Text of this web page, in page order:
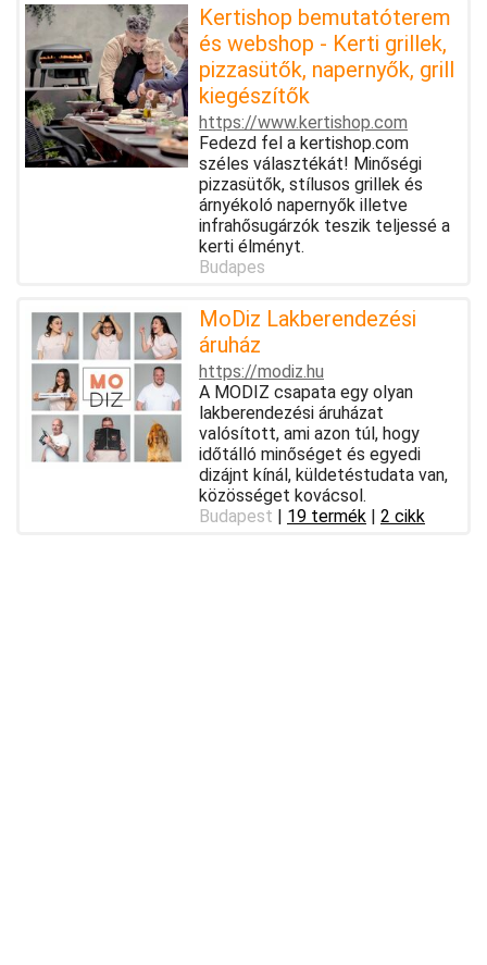
Kertishop bemutatóterem
és webshop - Kerti grillek,
pizzasütők, napernyők, grill
kiegészítők
https://www.kertishop.com
Fedezd fel a kertishop.com
széles választékát! Minőségi
pizzasütők, stílusos grillek és
árnyékoló napernyők illetve
infrahősugárzók teszik teljessé a
kerti élményt.
Budapes
MoDiz Lakberendezési
áruház
https://modiz.hu
A MODIZ csapata egy olyan
lakberendezési áruházat
valósított, ami azon túl, hogy
időtálló minőséget és egyedi
dizájnt kínál, küldetéstudata van,
közösséget kovácsol.
Budapest | 19 termék | 2 cikk